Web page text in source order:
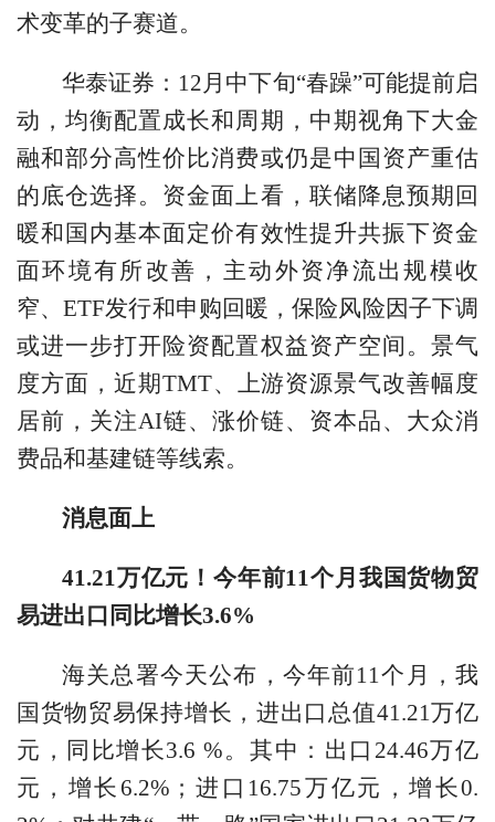
术变革的子赛道。
华泰证券：12月中下旬“春躁”可能提前启
动，均衡配置成长和周期，中期视角下大金
融和部分高性价比消费或仍是中国资产重估
的底仓选择。资金面上看，联储降息预期回
暖和国内基本面定价有效性提升共振下资金
面环境有所改善，主动外资净流出规模收
窄、ETF发行和申购回暖，保险风险因子下调
或进一步打开险资配置权益资产空间。景气
度方面，近期TMT、上游资源景气改善幅度
居前，关注AI链、涨价链、资本品、大众消
费品和基建链等线索。
消息面上
41.21万亿元！今年前11个月我国货物贸
易进出口同比增长3.6%
海关总署今天公布，今年前11个月，我
国货物贸易保持增长，进出口总值41.21万亿
元，同比增长3.6 %。其中：出口24.46万亿
元，增长6.2%；进口16.75万亿元，增长0.